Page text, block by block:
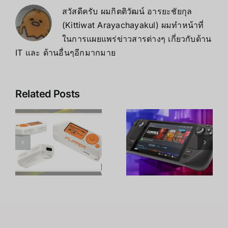
สวัสดีครับ ผมกิตติวัฒน์ อารยะชัยกุล
(Kittiwat Arayachayakul) ผมทำหน้าที่
ในการแผยแพร่ข่าวสารต่างๆ เกี่ยวกับด้าน
IT และ ด้านอื่นๆอีกมากมาย
Related Posts
Deck vs
ROG Ally
เครื่องเกมพก
พาตัวไหนดี?
เทียบครบจบ
Meta Quest
3 vs 3S vs
Quest 2
เลือกรุ่นไหน
ดี? เทียบครบ